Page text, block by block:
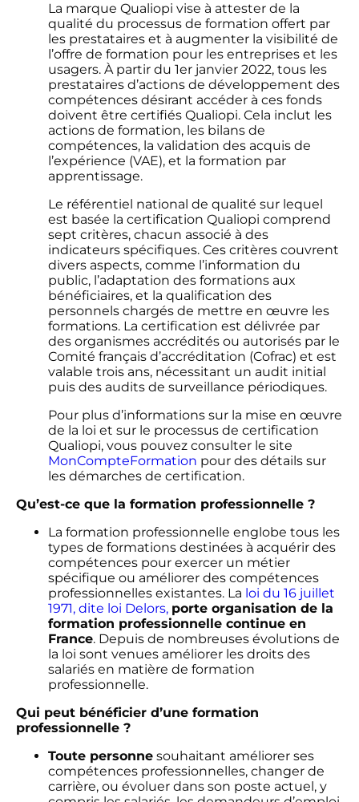
La marque Qualiopi vise à attester de la
qualité du processus de formation offert par
les prestataires et à augmenter la visibilité de
l’offre de formation pour les entreprises et les
usagers. À partir du 1er janvier 2022, tous les
prestataires d’actions de développement des
compétences désirant accéder à ces fonds
doivent être certifiés Qualiopi. Cela inclut les
actions de formation, les bilans de
compétences, la validation des acquis de
l’expérience (VAE), et la formation par
apprentissage.
Le référentiel national de qualité sur lequel
est basée la certification Qualiopi comprend
sept critères, chacun associé à des
indicateurs spécifiques. Ces critères couvrent
divers aspects, comme l’information du
public, l’adaptation des formations aux
bénéficiaires, et la qualification des
personnels chargés de mettre en œuvre les
formations. La certification est délivrée par
des organismes accrédités ou autorisés par le
Comité français d’accréditation (Cofrac) et est
valable trois ans, nécessitant un audit initial
puis des audits de surveillance périodiques.
Pour plus d’informations sur la mise en œuvre
de la loi et sur le processus de certification
Qualiopi, vous pouvez consulter le site
MonCompteFormation pour des détails sur
les démarches de certification.
Qu’est-ce que la formation professionnelle ?
La formation professionnelle englobe tous les
types de formations destinées à acquérir des
compétences pour exercer un métier
spécifique ou améliorer des compétences
professionnelles existantes. La loi du 16 juillet
1971, dite loi Delors, porte organisation de la
formation professionnelle continue en
France. Depuis de nombreuses évolutions de
la loi sont venues améliorer les droits des
salariés en matière de formation
professionnelle.
Qui peut bénéficier d’une formation
professionnelle ?
Toute personne souhaitant améliorer ses
compétences professionnelles, changer de
carrière, ou évoluer dans son poste actuel, y